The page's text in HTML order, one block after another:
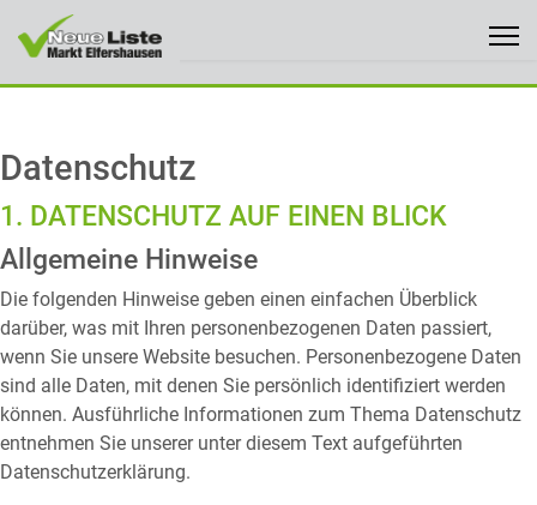
Kontakt
Datenschutz
1. DATENSCHUTZ AUF EINEN BLICK
Allgemeine Hinweise
Die folgenden Hinweise geben einen einfachen Überblick
darüber, was mit Ihren personenbezogenen Daten passiert,
wenn Sie unsere Website besuchen. Personenbezogene Daten
sind alle Daten, mit denen Sie persönlich identifiziert werden
können. Ausführliche Informationen zum Thema Datenschutz
entnehmen Sie unserer unter diesem Text aufgeführten
Datenschutzerklärung.